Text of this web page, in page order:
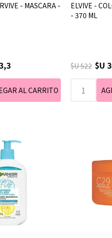
- MASCARA -
ELVIVE -
- 370 ML
$U 522 $U